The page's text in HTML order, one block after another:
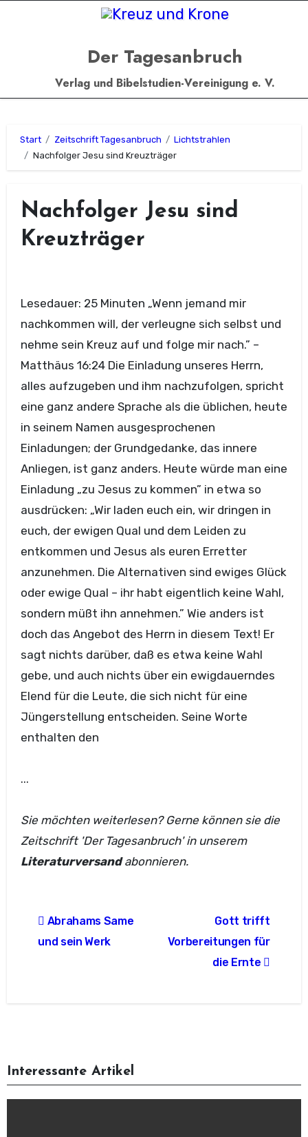
Der Tagesanbruch
Verlag und Bibelstudien-Vereinigung e. V.
Start Zeitschrift Tagesanbruch
Lichtstrahlen
Nachfolger Jesu sind Kreuzträger
Nachfolger Jesu sind
Kreuzträger
Lesedauer: 25 Minuten „Wenn jemand mir
nachkommen will, der verleugne sich selbst und
nehme sein Kreuz auf und folge mir nach.” –
Matthäus 16:24 Die Einladung unseres Herrn,
alles aufzugeben und ihm nachzufolgen, spricht
eine ganz andere Sprache als die üblichen, heute
in seinem Namen ausgesprochenen
Einladungen; der Grundgedanke, das innere
Anliegen, ist ganz anders. Heute würde man eine
Einladung „zu Jesus zu kommen” in etwa so
ausdrücken: „Wir laden euch ein, wir dringen in
euch, der ewigen Qual und dem Leiden zu
entkommen und Jesus als euren Erretter
anzunehmen. Die Alternativen sind ewiges Glück
oder ewige Qual – ihr habt eigentlich keine Wahl,
sondern müßt ihn annehmen.” Wie anders ist
doch das Angebot des Herrn in diesem Text! Er
sagt nichts darüber, daß es etwa keine Wahl
gebe, und auch nichts über ein ewigdauerndes
Elend für die Leute, die sich nicht für eine
Jüngerstellung entscheiden. Seine Worte
enthalten den
...
Sie möchten weiterlesen? Gerne können sie die
Zeitschrift 'Der Tagesanbruch' in unserem
Literaturversandabonnieren.
Abrahams Same
und sein Werk
Gott trifft
Vorbereitungen für
die Ernte
Interessante Artikel